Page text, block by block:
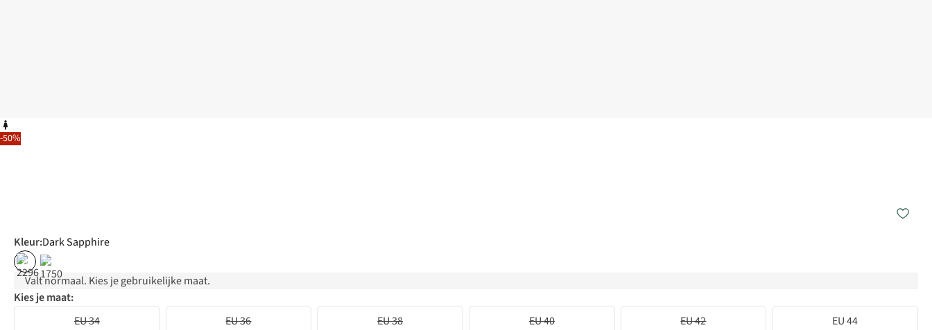
-50%
Kleur:Dark Sapphire
% %
Valt normaal. Kies je gebruikelijke maat.
Kies je maat:
EU 34
EU 36 EU 38 EU 40 EU 42
EU 44